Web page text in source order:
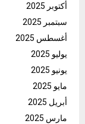
أكتوبر 2025
سبتمبر 2025
أغسطس 2025
يوليو 2025
يونيو 2025
مايو 2025
أبريل 2025
مارس 2025